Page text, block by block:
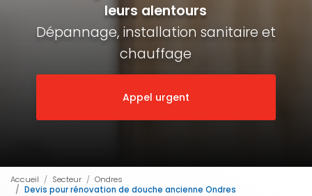
leurs alentours
Dépannage, installation sanitaire et
chauffage
Appel urgent
Accueil Secteur
Ondres
Devis pour rénovation de douche ancienne Ondres